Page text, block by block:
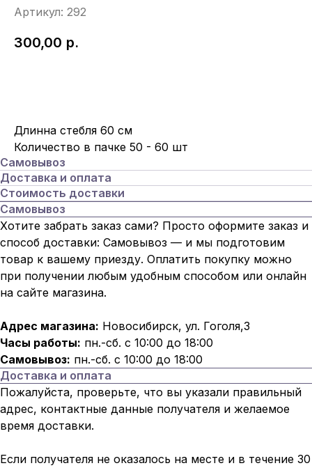
Артикул: 292
300,00 р.
Длинна стебля 60 см
Количество в пачке 50 - 60 шт
Самовывоз
Доставка и оплата
Стоимость доставки
Самовывоз
Хотите забрать заказ сами? Просто оформите заказ и
способ доставки: Самовывоз — и мы подготовим
товар к вашему приезду. Оплатить покупку можно
при получении любым удобным способом или онлайн
на сайте магазина.
Адрес магазина: Новосибирск, ул. Гоголя,3
Часы работы: пн.-сб. с 10:00 до 18:00
Самовывоз: пн.-сб. с 10:00 до 18:00
Доставка и оплата
Пожалуйста, проверьте, что вы указали правильный
адрес, контактные данные получателя и желаемое
время доставки.
Если получателя не оказалось на месте и в течение 30